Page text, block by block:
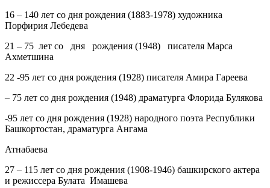
16 – 140 лет со дня рождения (1883-1978) художника
Порфирия Лебедева
21 – 75 лет со дня рождения (1948) писателя Марса
Ахметшина
22 -95 лет со дня рождения (1928) писателя Амира Гареева
– 75 лет со дня рождения (1948) драматурга Флорида Булякова
-95 лет со дня рождения (1928) народного поэта Республики
Башкортостан, драматурга Ангама
Атнабаева
27 – 115 лет со дня рождения (1908-1946) башкирского актера
и режиссера Булата Имашева